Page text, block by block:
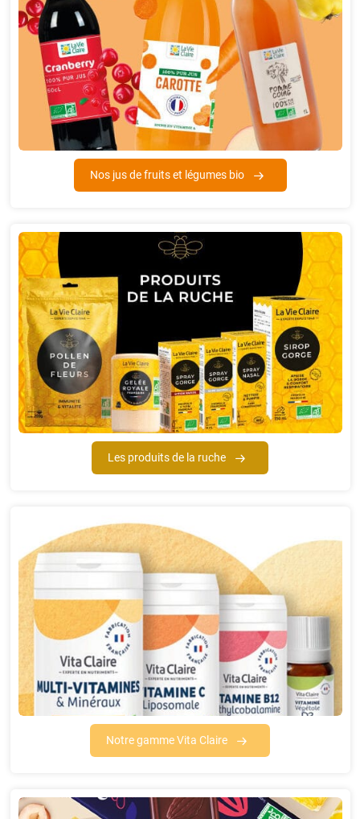
Nos jus de fruits et légumes bio
Les produits de la ruche
Notre gamme Vita Claire